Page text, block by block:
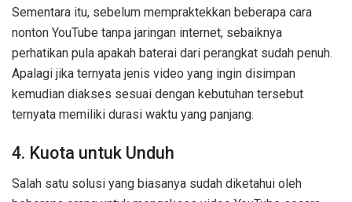
Sementara itu, sebelum mempraktekkan beberapa cara
nonton YouTube tanpa jaringan internet, sebaiknya
perhatikan pula apakah baterai dari perangkat sudah penuh.
Apalagi jika ternyata jenis video yang ingin disimpan
kemudian diakses sesuai dengan kebutuhan tersebut
ternyata memiliki durasi waktu yang panjang.
4. Kuota untuk Unduh
Salah satu solusi yang biasanya sudah diketahui oleh